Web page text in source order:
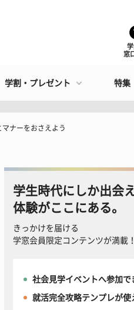
窓
学割・プレゼント 特集
ナーをおさえよう
学生時代にしか出会
体験がここにある。
きっかけを届ける
学窓会員限定コンテンツが満載！
社会見学イベントへ参加で
就活完全攻略テンプレが使